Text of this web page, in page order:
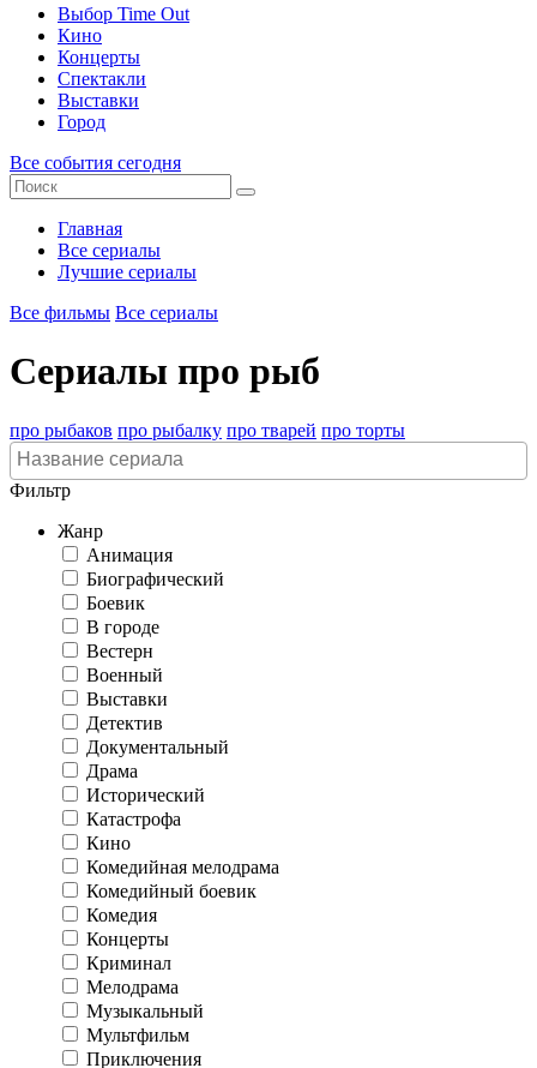
Выбор Time Out
Кино
Концерты
Спектакли
Выставки
Город
Все события сегодня
Главная
Все сериалы
Лучшие сериалы
Все фильмы Все сериалы
Сериалы про рыб
про рыбаков про рыбалку про тварей про торты
Фильтр
Жанр
Анимация
Биографический
Боевик
В городе
Вестерн
Военный
Выставки
Детектив
Документальный
Драма
Исторический
Катастрофа
Кино
Комедийная мелодрама
Комедийный боевик
Комедия
Концерты
Криминал
Мелодрама
Музыкальный
Мультфильм
Приключения